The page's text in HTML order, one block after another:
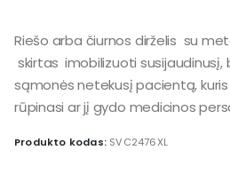
Riešo arba čiurnos dirželis su
skirtas imobilizuoti
sąmonės netekusį pacientą,
rūpinasi ar jį gydo medicinos
Produkto kodas: SVC2476XL